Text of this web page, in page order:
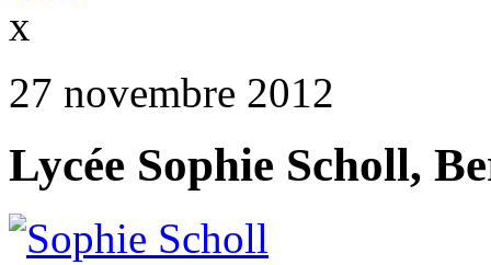
x
27 novembre 2012
Lycée Sophie Scholl,